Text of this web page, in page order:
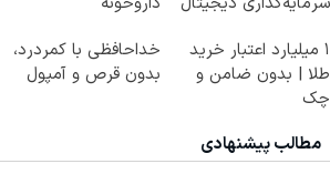
۱ میلیارد اعتبار خرید
طلا | بدون ضامن و
چک
خداحافظی با کمردرد،
بدون قرص و آمپول
مطالب پیشنهادی